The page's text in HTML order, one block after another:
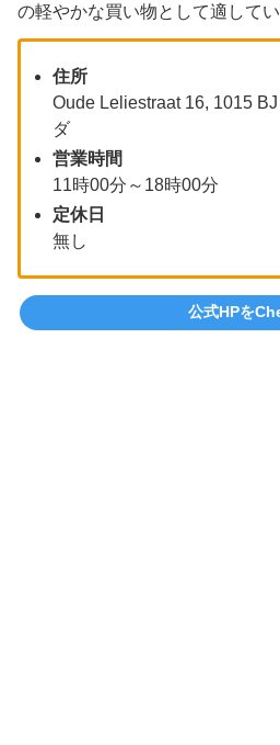
の軽やかな買い物として適してい
住所
Oude Leliestraat 16, 1015
ダ
営業時間
11時00分～18時00分
定休日
無し
公式HPを